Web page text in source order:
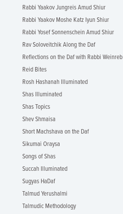
Rabbi Yaakov Jungreis Amud Shiur
Rabbi Yaakov Moshe Katz Iyun Shiur
Rabbi Yosef Sonnenschein Amud Shiur
Rav Soloveitchik Along the Daf
Reflections on the Daf with Rabbi Weinreb
Reid Bites
Rosh Hashanah Illuminated
Shas Illuminated
Shas Topics
Shev Shmaisa
Short Machshava on the Daf
Sikumai Oraysa
Songs of Shas
Succah Illuminated
Sugyas HaDaf
Talmud Yerushalmi
Talmudic Methodology